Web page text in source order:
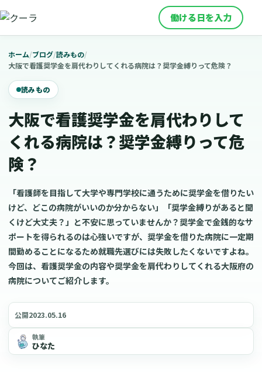
働ける日を入力
ホーム/ブログ/読みもの/
大阪で看護奨学金を肩代わりしてくれる病院は？奨学金縛りって危険？
読みもの
大阪で看護奨学金を肩代わりして
くれる病院は？奨学金縛りって危
険？
「看護師を目指して大学や専門学校に通うために奨学金を借りたい
けど、どこの病院がいいのか分からない」「奨学金縛りがあると聞
くけど大丈夫？」と不安に思っていませんか？奨学金で金銭的なサ
ポートを得られるのは心強いですが、奨学金を借りた病院に一定期
間勤めることになるため就職先選びには失敗したくないですよね。
今回は、看護奨学金の内容や奨学金を肩代わりしてくれる大阪府の
病院についてご紹介します。
公開2023.05.16
執筆
ひなた